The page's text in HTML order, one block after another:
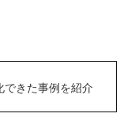
できた事例を紹介